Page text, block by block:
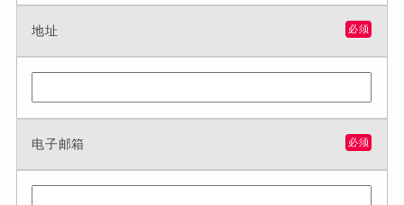
地址 必须
电子邮箱 必须